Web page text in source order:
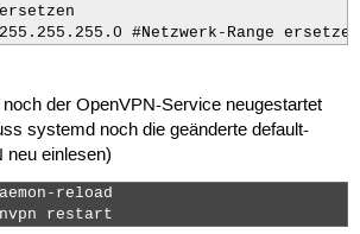
#Netzwerk-Range ersetzen
der OpenVPN-Service neugestartet
systemd noch die geänderte default-
neu einlesen)
reload
restart